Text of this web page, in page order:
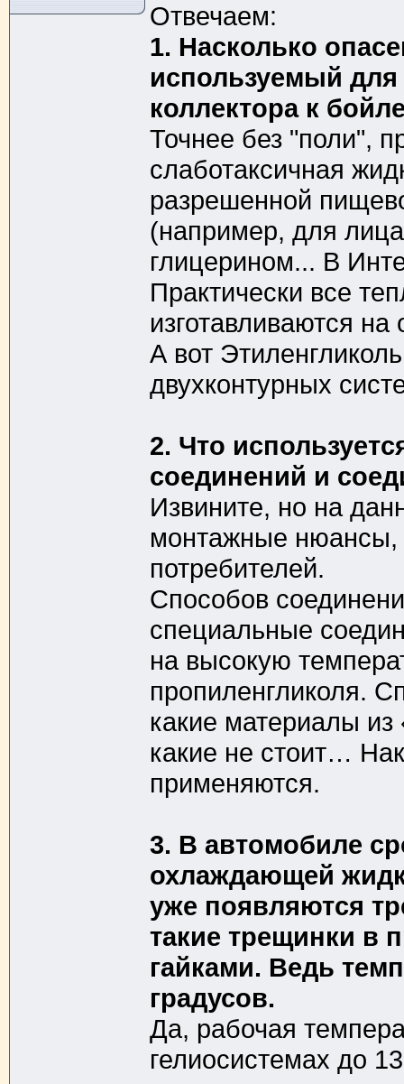
Отвечаем:
1. Насколько
используемый для
коллектора к
Точнее без "поли",
слаботаксичная
разрешенной
(например, для
глицерином... В
Практически все
изготавливаются
А вот
двухконтурных
2. Что
соединений и
Извините, но на
монтажные нюансы,
потребителей.
Способов
специальные
на высокую
пропиленгликоля.
какие материалы
какие не стоит…
применяются.
3. В автомобиле
охлаждающей
уже появляются
такие трещинки в
гайками. Ведь
градусов.
Да, рабочая
гелиосистемах до